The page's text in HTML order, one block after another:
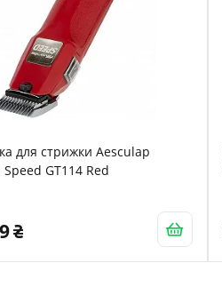
для стрижки Aesculap
GT114 Red